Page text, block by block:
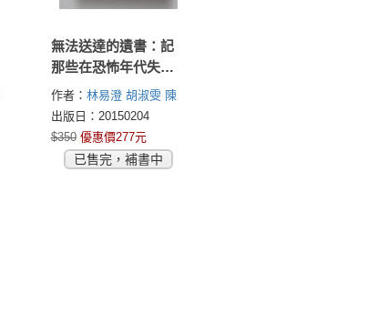
無法送達的遺書：記
那些在恐怖年代失落
的人
作者： 林易澄 胡淑雯 陳
宗延楊美紅羅毓嘉
出版日：20150204
$350 優惠價277元
已售完，補書中